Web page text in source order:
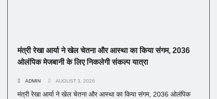
मंत्री रेखा आर्या ने खेल चेतना और आस्था का किया संगम, 2036
ओलंपिक मेजबानी के लिए निकलेगी संकल्प यात्रा
ADMIN AUGUST 3, 2026
मंत्री रेखा आर्या ने खेल चेतना और आस्था का किया संगम, 2036 ओलंपिक